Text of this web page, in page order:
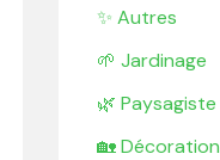
✨ Autres
🌱 Jardinage
🌿 Paysagiste
🏡 Décoration